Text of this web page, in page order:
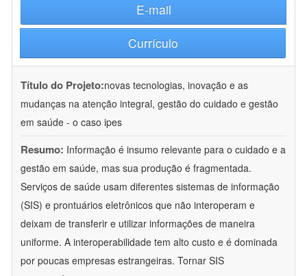
E-mail
Currículo
Título do Projeto:novas tecnologias, inovação e as
mudanças na atenção integral, gestão do cuidado e gestão
em saúde - o caso ipes
Resumo: Informação é insumo relevante para o cuidado e a
gestão em saúde, mas sua produção é fragmentada.
Serviços de saúde usam diferentes sistemas de informação
(SIS) e prontuários eletrônicos que não interoperam e
deixam de transferir e utilizar informações de maneira
uniforme. A interoperabilidade tem alto custo e é dominada
por poucas empresas estrangeiras. Tornar SIS